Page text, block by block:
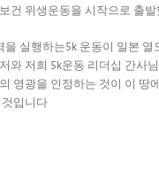
건 위생운동을 시작으로 출
을 실행하는5k 운동이 일본 열
와 저희 5k운동 리더십 간사
영광을 인정하는 것이 이 땅
입니다